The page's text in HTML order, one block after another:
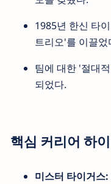
1985년 한신 타
트리오'를 이끌었
팀에 대한 '절대
되었다.
핵심 커리어 하
미스터 타이거스: